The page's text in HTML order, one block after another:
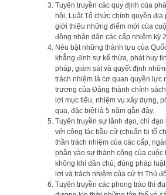
Tuyên truyền các quy định của
hội, Luật Tổ chức chính quyền
giới thiệu những điểm mới của
đồng nhân dân các cấp nhiệm kỳ
Nêu bật những thành tựu của
khẳng định sự kế thừa, phát huy
pháp, giám sát và quyết định
trách nhiệm là cơ quan quyền lực
trương của Đảng thành chính
lợi mục tiêu, nhiệm vụ xây dựng,
qua, đặc biệt là 5 năm gần đây.
Tuyên truyền sự lãnh đạo, chỉ
với công tác bầu cử (chuẩn bị tổ
thần trách nhiệm của các cấp,
phần vào sự thành công của
không khí dân chủ, đúng pháp
lợi và trách nhiệm của cử tri Thủ
Tuyên truyền các phong trào thi